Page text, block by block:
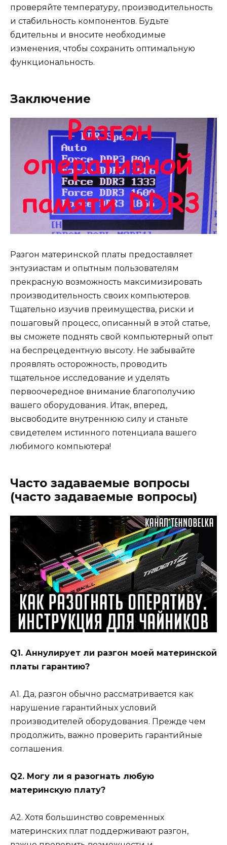
проверяйте температуру, производительность
и стабильность компонентов. Будьте
бдительны и вносите необходимые
изменения, чтобы сохранить оптимальную
функциональность.
Заключение
Разгон материнской платы предоставляет
энтузиастам и опытным пользователям
прекрасную возможность максимизировать
производительность своих компьютеров.
Тщательно изучив преимущества, риски и
пошаговый процесс, описанный в этой статье,
вы сможете поднять свой компьютерный опыт
на беспрецедентную высоту. Не забывайте
проявлять осторожность, проводить
тщательное исследование и уделять
первоочередное внимание благополучию
вашего оборудования. Итак, вперед,
высвободите внутреннюю силу и станьте
свидетелем истинного потенциала вашего
любимого компьютера!
Часто задаваемые вопросы
(часто задаваемые вопросы)
Q1. Аннулирует ли разгон моей материнской
платы гарантию?
А1. Да, разгон обычно рассматривается как
нарушение гарантийных условий
производителей оборудования. Прежде чем
продолжить, важно проверить гарантийные
соглашения.
Q2. Могу ли я разогнать любую
материнскую плату?
А2. Хотя большинство современных
материнских плат поддерживают разгон,